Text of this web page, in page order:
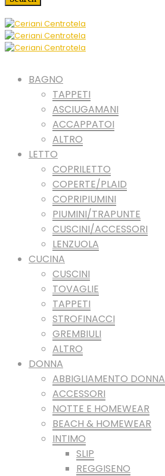
BAGNO
TAPPETI
ASCIUGAMANI
ACCAPPATOI
ALTRO
LETTO
COPRILETTO
COPERTE/PLAID
COPRIPIUMINI
PIUMINI/TRAPUNTE
CUSCINI/ACCESSORI
LENZUOLA
CUCINA
CUSCINI
TOVAGLIE
TAPPETI
STROFINACCI
GREMBIULI
ALTRO
DONNA
ABBIGLIAMENTO DONNA
ACCESSORI
NOTTE E HOMEWEAR
BEACH & HOMEWEAR
INTIMO
SLIP
REGGISENO